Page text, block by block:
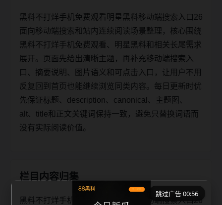
黑料不打烊手机免费观看明星黑料移动端搜索入口26
面向移动端搜索和站内连续阅读场景整理，核心围绕
黑料不打烊手机免费观看、明星黑料和相关长尾需求
展开。页面先给出清晰主题，再补充移动端搜索入
口、摘要说明、图片语义和可点击入口，让用户不用
反复回到首页也能继续浏览同类内容。每日更新时优
先保证标题、description、canonical、主题图、
alt、title和正文关键词保持一致，避免只替换词语而
没有实际阅读价值。
栏目内容归集
黑料不打烊手机免费观看明星黑料移动端搜索入口26
跳过广告 00:56